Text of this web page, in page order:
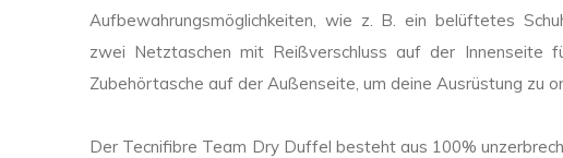
Aufbewahrungsmöglichkeiten, wie z. B. ein belüftetes
zwei Netztaschen mit Reißverschluss auf der Innenseite
Zubehörtasche auf der Außenseite, um deine Ausrüstung zu
Der Tecnifibre Team Dry Duffel besteht aus 100%